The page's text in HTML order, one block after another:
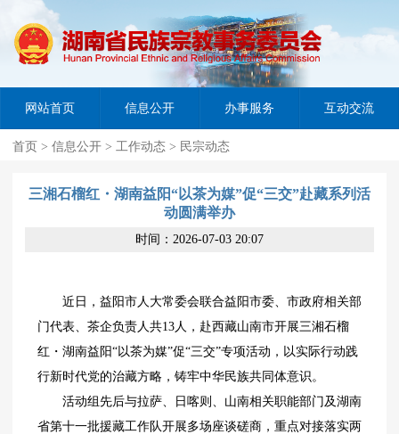
网站首页 信息公开 办事服务 互动交流
首页 > 信息公开 > 工作动态 > 民宗动态
三湘石榴红・湖南益阳“以茶为媒”促“三交”赴藏系列活
动圆满举办
时间：2026-07-03 20:07
近日，益阳市人大常委会联合益阳市委、市政府相关部
门代表、茶企负责人共13人，赴西藏山南市开展三湘石榴
红・湖南益阳“以茶为媒”促“三交”专项活动，以实际行动践
行新时代党的治藏方略，铸牢中华民族共同体意识。
活动组先后与拉萨、日喀则、山南相关职能部门及湖南
省第十一批援藏工作队开展多场座谈磋商，重点对接落实两